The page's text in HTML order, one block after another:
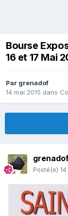
Bourse
16 et 17 Mai
Par grenadof
14 mai 2015 dans
Posté(e)